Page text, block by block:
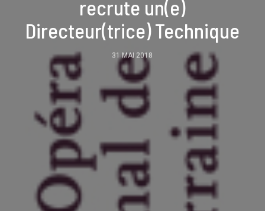
recrute un(e)
Directeur(trice) Technique
31 MAI 2018